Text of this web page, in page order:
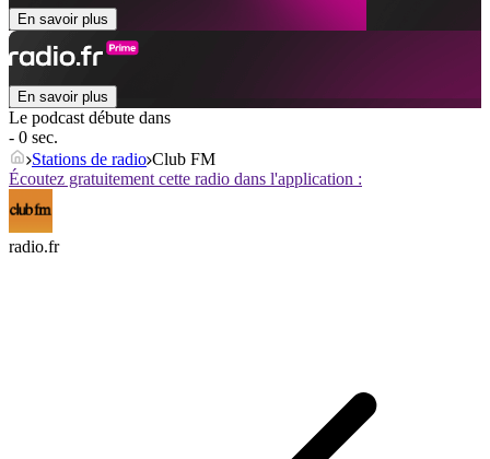
En savoir plus
En savoir plus
Le podcast débute dans
- 0 sec.
Stations de radio Club FM
Écoutez gratuitement cette radio dans l'application :
radio.fr